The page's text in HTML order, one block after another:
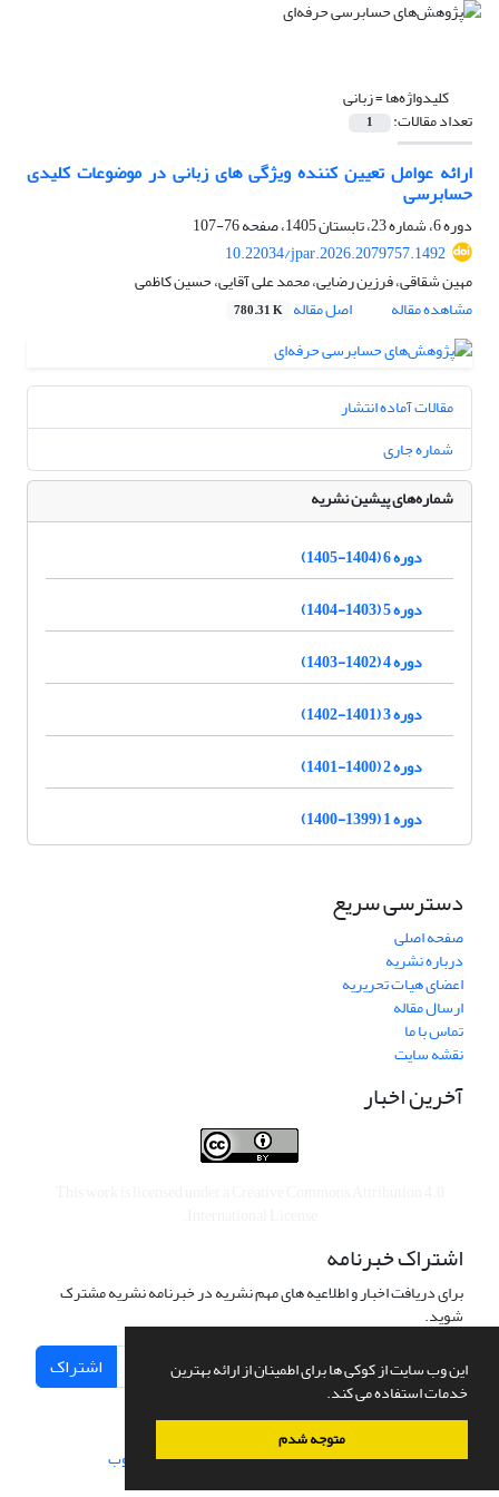
این وب سایت از کوکی ها برای اطمینان از ارائه بهترین
خدمات استفاده می کند.
متوجه شدم
کلیدواژه‌ها =زبانی
تعداد مقالات: 1
ارائه عوامل تعیین کننده ویژگی های زبانی در موضوعات کلیدی
حسابرسی
دوره 6، شماره 23، تابستان 1405، صفحه
76-107
10.22034/jpar.2026.2079757.1492
مهین شقاقی، فرزین رضایی، محمد علی آقایی، حسین کاظمی
مشاهده مقاله
اصل مقاله 780.31 K
مقالات آماده انتشار
شماره جاری
شماره‌های پیشین نشریه
دوره 6 (1404-1405)
دوره 5 (1403-1404)
دوره 4 (1402-1403)
دوره 3 (1401-1402)
دوره 2 (1400-1401)
دوره 1 (1399-1400)
دسترسی سریع
صفحه اصلی
درباره نشریه
اعضای هیات تحریریه
ارسال مقاله
تماس با ما
نقشه سایت
آخرین اخبار
اشتراک خبرنامه
برای دریافت اخبار و اطلاعیه های مهم نشریه در خبرنامه نشریه مشترک
شوید.
اشتراک
سامانه مدیریت نشریات علمی.طراحی و پیاده سازی از سیناوب